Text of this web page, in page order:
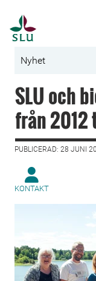
Nyhet
SLU och
från 2012
PUBLICERAD: 28 JUNI
KONTAKT